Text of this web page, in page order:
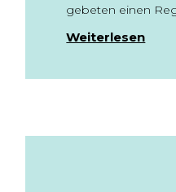
gebeten einen
Weiterlesen